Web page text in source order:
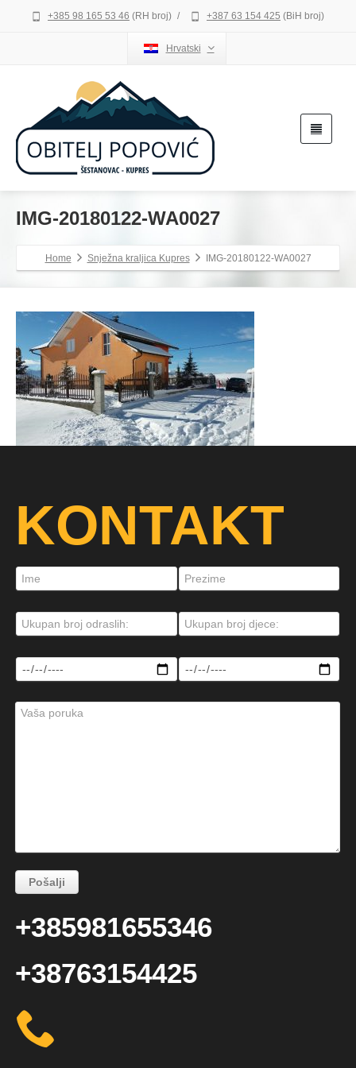
+385 98 165 53 46 (RH broj) / +387 63 154 425 (BiH broj)
Hrvatski
IMG-20180122-WA0027
Home Snježna kraljica Kupres IMG-20180122-WA0027
KONTAKT
+385981655346
+38763154425